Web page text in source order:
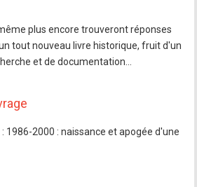
plus encore trouveront réponses
tout nouveau livre historique, fruit d'un
et de documentation...
1986-2000 : naissance et apogée d'une